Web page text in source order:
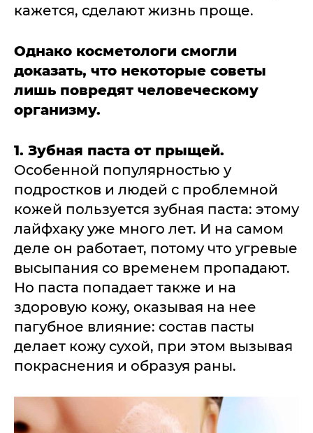
кажется, сделают жизнь проще.
Однако косметологи смогли
доказать, что некоторые советы
лишь повредят человеческому
организму.
1. Зубная паста от прыщей.
Особенной популярностью у
подростков и людей с проблемной
кожей пользуется зубная паста: этому
лайфхаку уже много лет. И на самом
деле он работает, потому что угревые
высыпания со временем пропадают.
Но паста попадает также и на
здоровую кожу, оказывая на нее
пагубное влияние: состав пасты
делает кожу сухой, при этом вызывая
покраснения и образуя раны.